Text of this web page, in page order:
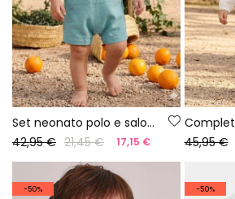
Set neonato polo e salopette verde
42,95 € 21,45 € 17,15 €
45,95 €
-50% -50%